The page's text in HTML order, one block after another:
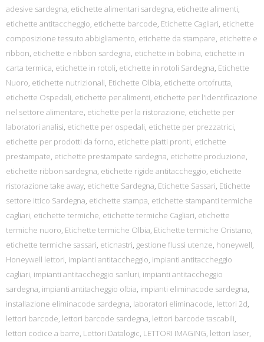
adesive sardegna, etichette alimentari sardegna, etichette alimenti,
etichette antitaccheggio, etichette barcode, Etichette Cagliari, etichette
composizione tessuto abbigliamento, etichette da stampare, etichette e
ribbon, etichette e ribbon sardegna, etichette in bobina, etichette in
carta termica, etichette in rotoli, etichette in rotoli Sardegna, Etichette
Nuoro, etichette nutrizionali, Etichette Olbia, etichette ortofrutta,
etichette Ospedali, etichette per alimenti, etichette per l'identificazione
nel settore alimentare, etichette per la ristorazione, etichette per
laboratori analisi, etichette per ospedali, etichette per prezzatrici,
etichette per prodotti da forno, etichette piatti pronti, etichette
prestampate, etichette prestampate sardegna, etichette produzione,
etichette ribbon sardegna, etichette rigide antitaccheggio, etichette
ristorazione take away, etichette Sardegna, Etichette Sassari, Etichette
settore ittico Sardegna, etichette stampa, etichette stampanti termiche
cagliari, etichette termiche, etichette termiche Cagliari, etichette
termiche nuoro, Etichette termiche Olbia, Etichette termiche Oristano,
etichette termiche sassari, eticnastri, gestione flussi utenze, honeywell,
Honeywell lettori, impianti antitaccheggio, impianti antitaccheggio
cagliari, impianti antitaccheggio sanluri, impianti antitaccheggio
sardegna, impianti antitacheggio olbia, impianti eliminacode sardegna,
installazione eliminacode sardegna, laboratori eliminacode, lettori 2d,
lettori barcode, lettori barcode sardegna, lettori barcode tascabili,
lettori codice a barre, Lettori Datalogic, LETTORI IMAGING, lettori laser,